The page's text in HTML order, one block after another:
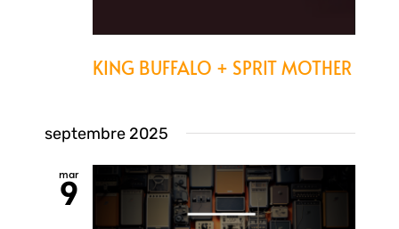
KING BUFFALO + SPRIT MOTHER
septembre 2025
mar
9